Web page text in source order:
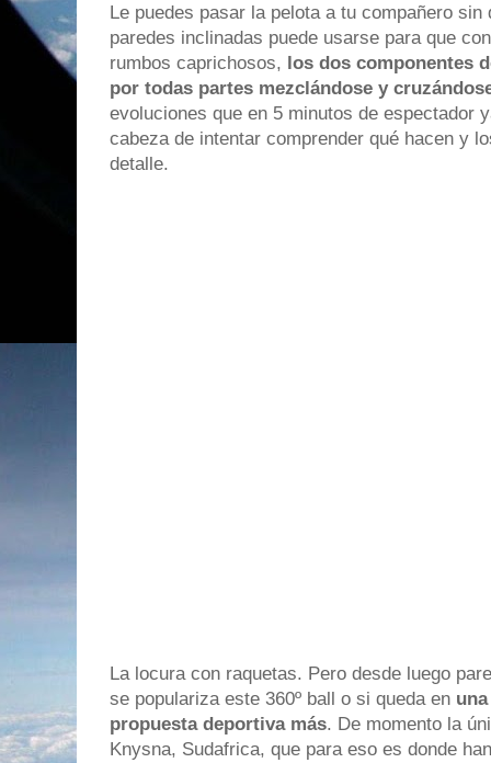
Le puedes pasar la pelota a tu compañero
paredes inclinadas puede usarse para que
rumbos caprichosos, los dos componentes
por todas partes mezclándose y
evoluciones que en 5 minutos de espectador
cabeza de intentar comprender qué hacen y
detalle.
La locura con raquetas. Pero desde luego
se populariza este 360º ball o si queda en
propuesta deportiva más. De momento la
Knysna, Sudafrica, que para eso es donde